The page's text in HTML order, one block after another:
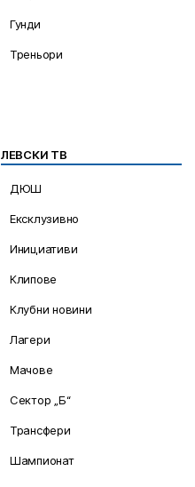
Гунди
Треньори
ЛЕВСКИ ТВ
ДЮШ
Ексклузивно
Инициативи
Клипове
Клубни новини
Лагери
Мачове
Сектор „Б“
Трансфери
Шампионат